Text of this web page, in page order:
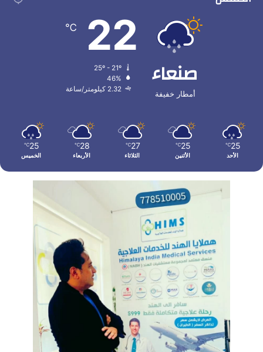
صنعاء
أمطار خفيفة
22
℃
46%
2.32 كيلومتر/ساعة
25
℃
الأحد
25
℃
الأثنين
27
℃
الثلاثاء
28
℃
الأربعاء
25
℃
الخميس